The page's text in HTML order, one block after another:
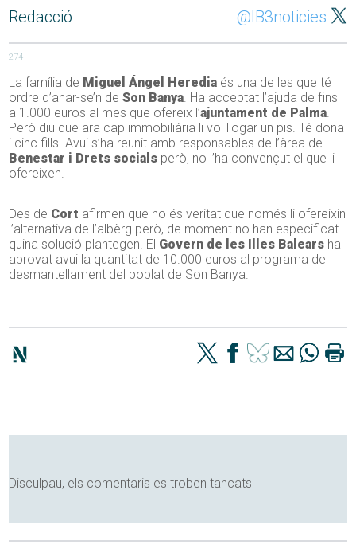
Redacció @IB3noticies
274
La família de Miguel Ángel Heredia és una de les que té
ordre d’anar-se’n deSon Banya. Ha acceptat l’ajuda de fins
a 1.000 euros al mes que ofereix l’ajuntament de Palma.
Però diu que ara cap immobiliària li vol llogar un pis. Té dona
i cinc fills. Avui s’ha reunit amb responsables de l’àrea de
Benestar i Drets socials però, no l’ha convençut el que li
ofereixen.
Des de Cort afirmen que no és veritat que només li ofereixin
l’alternativa de l’albèrg però, de moment no han especificat
quina solució plantegen. El Govern de les Illes Balears ha
aprovat avui la quantitat de 10.000 euros al programa de
desmantellament del poblat de Son Banya.
Disculpau, els comentaris es troben tancats